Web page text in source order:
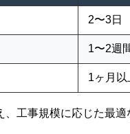
2〜3日
1〜2週
1ヶ月以
工事規模に応じた最適